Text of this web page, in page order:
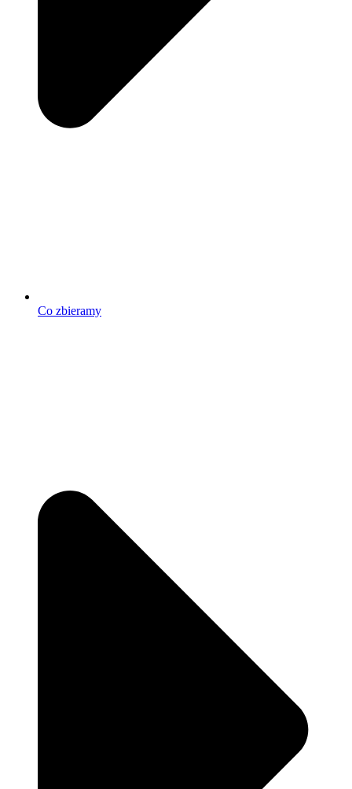
Co zbieramy